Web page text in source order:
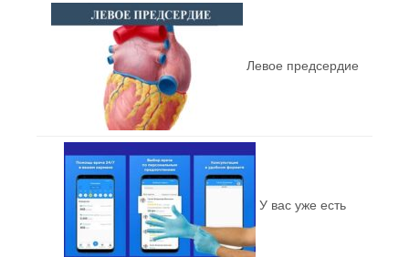
Левое предсердие
У вас уже есть